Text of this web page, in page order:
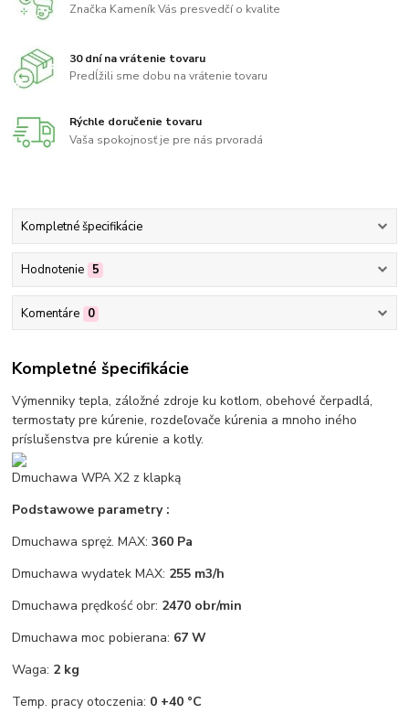
Značka Kameník Vás presvedčí o kvalite
30 dní na vrátenie tovaru
Predĺžili sme dobu na vrátenie tovaru
Rýchle doručenie tovaru
Vaša spokojnosť je pre nás prvoradá
Kompletné špecifikácie
Hodnotenie 5
Komentáre 0
Kompletné špecifikácie
Výmenniky tepla, záložné zdroje ku kotlom, obehové čerpadlá,
termostaty pre kúrenie, rozdeľovače kúrenia a mnoho iného
príslušenstva pre kúrenie a kotly.
Dmuchawa WPA X2 z klapką
Podstawowe parametry :
Dmuchawa spręż. MAX:360 Pa
Dmuchawa wydatek MAX: 255 m3/h
Dmuchawa prędkość obr: 2470 obr/min
Dmuchawa moc pobierana: 67 W
Waga: 2 kg
Temp. pracy otoczenia: 0 +40 °C